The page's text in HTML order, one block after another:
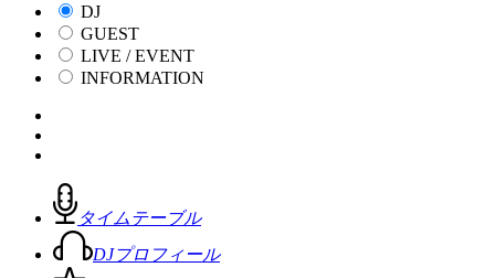
DJ
GUEST
LIVE / EVENT
INFORMATION
タイムテーブル
DJプロフィール